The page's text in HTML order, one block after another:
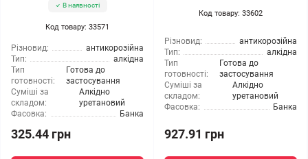
В наявності
Код товару: 33571
Різновид:
антикорозійна
Тип:
алкідна
Тип
готовності:
Готова до
застосування
Суміші за
складом:
Алкідно
уретановий
Фасовка:
Банка
325.44 грн
Код товару: 33602
Різновид:
антикорозійна
Тип:
алкідна
Тип
готовності:
Готова до
застосування
Суміші за
складом:
Алкідно
уретановий
Фасовка:
Банка
927.91 грн